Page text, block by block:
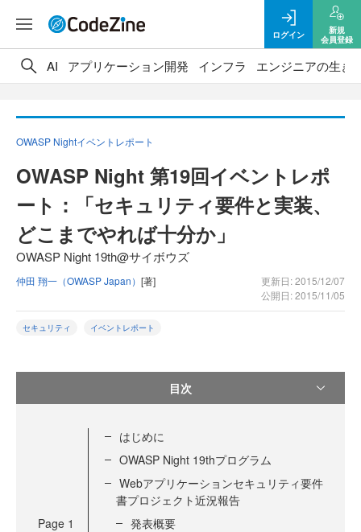
ログイン
新規
会員登録
AI アプリケーション開発 インフラ エンジニアの生き
OWASP Nightイベントレポート
OWASP Night 第19回イベントレポ
ート：「セキュリティ要件と実装、
どこまでやれば十分か」
OWASP Night 19th@サイボウズ
仲田 翔一（OWASP Japan） [著]
更新日: 2015/12/07
公開日: 2015/11/05
セキュリティ イベントレポート
目次
Page 1
はじめに
OWASP Night 19thプログラム
Webアプリケーションセキュリティ要件
書プロジェクト近況報告
発表概要